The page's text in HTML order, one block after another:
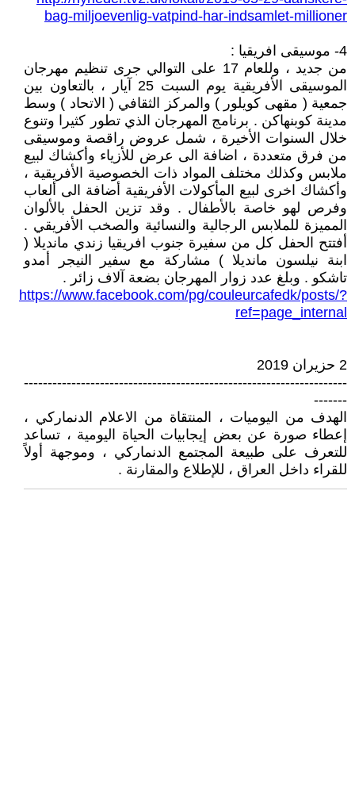
bag-miljoevenlig-vatpind-har-indsamlet-millioner
4- موسيقى افريقيا :
من جديد ، وللعام 17 على التوالي جرى تنظيم مهرجان
الموسيقى الأفريقية يوم السبت 25 آيار ، بالتعاون بين
جمعية ( مقهى كويلور ) والمركز الثقافي ( الاتحاد ) وسط
مدينة كوبنهاكن . برنامج المهرجان الذي تطور كثيرا وتنوع
خلال السنوات الأخيرة ، شمل عروض راقصة وموسيقى
من فرق متعددة ، اضافة الى عرض للأزياء وأكشاك لبيع
ملابس وكذلك مختلف المواد ذات الخصوصية الأفريقية ،
وأكشاك اخرى لبيع المأكولات الأفريقية أضافة الى ألعاب
وفرص لهو خاصة بالأطفال . وقد تزين الحفل بالألوان
المميزة للملابس الرجالية والنسائية والصخب الأفريقي .
أفتتح الحفل كل من سفيرة جنوب افريقيا زندي مانديلا (
ابنة نيلسون مانديلا ) مشاركة مع سفير النيجر أمدو
تاشكو . وبلغ عدد زوار المهرجان بضعة آلاف زائر .
https://www.facebook.com/pg/couleurcafedk/posts/?
ref=page_internal
2 حزيران 2019
--------------------------------------------------------------------
-------
الهدف من اليوميات ، المنتقاة من الاعلام الدنماركي ،
إعطاء صورة عن بعض إيجابيات الحياة اليومية ، تساعد
للتعرف على طبيعة المجتمع الدنماركي ، وموجهة أولاً
للقراء داخل العراق ، للإطلاع والمقارنة .